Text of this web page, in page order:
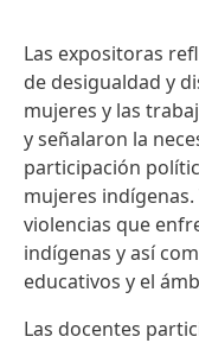
Las expositoras
de desigualdad y
mujeres y las
y señalaron la
participación
mujeres
violencias que
indígenas y así
educativos y el
Las docentes